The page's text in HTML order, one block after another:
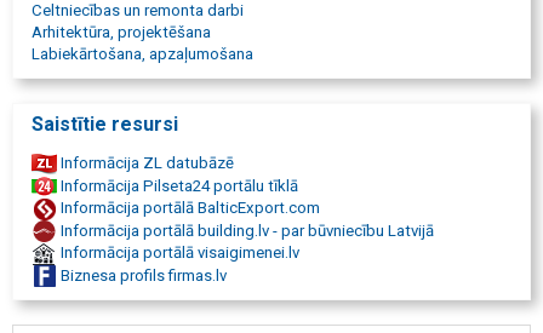
Celtniecības un remonta darbi
Arhitektūra, projektēšana
Labiekārtošana, apzaļumošana
Saistītie resursi
Informācija ZL datubāzē
Informācija Pilseta24 portālu tīklā
Informācija portālā BalticExport.com
Informācija portālā building.lv - par būvniecību Latvijā
Informācija portālā visaigimenei.lv
Biznesa profils firmas.lv